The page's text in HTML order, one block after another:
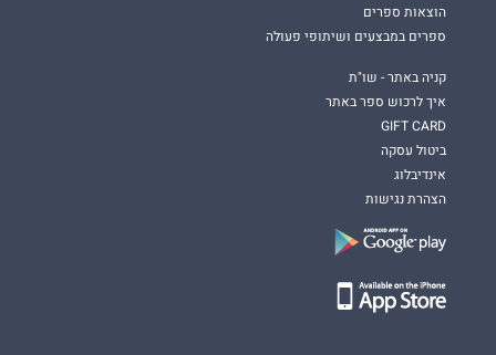
הוצאות ספרים
ספרים במבצעים ושיתופי פעולה
קניה באתר - שו"ת
איך לרכוש ספר באתר
GIFT CARD
ביטול עסקה
אינדיבלוג
הצהרת נגישות